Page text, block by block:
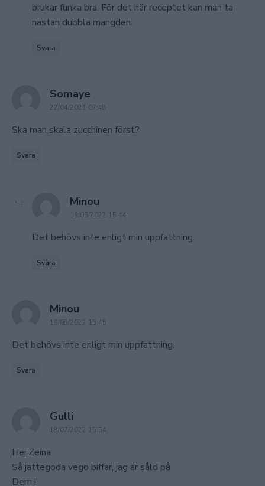
brukar funka bra. För det här receptet kan man ta
nästan dubbla mängden.
Svara
Somaye
22/04/2021 07:48
Ska man skala zucchinen först?
Svara
Minou
19/05/2022 15:44
Det behövs inte enligt min uppfattning.
Svara
Minou
19/05/2022 15:45
Det behövs inte enligt min uppfattning.
Svara
Gulli
18/07/2022 15:54
Hej Zeina
Så jättegoda vego biffar, jag är såld på
Dem !